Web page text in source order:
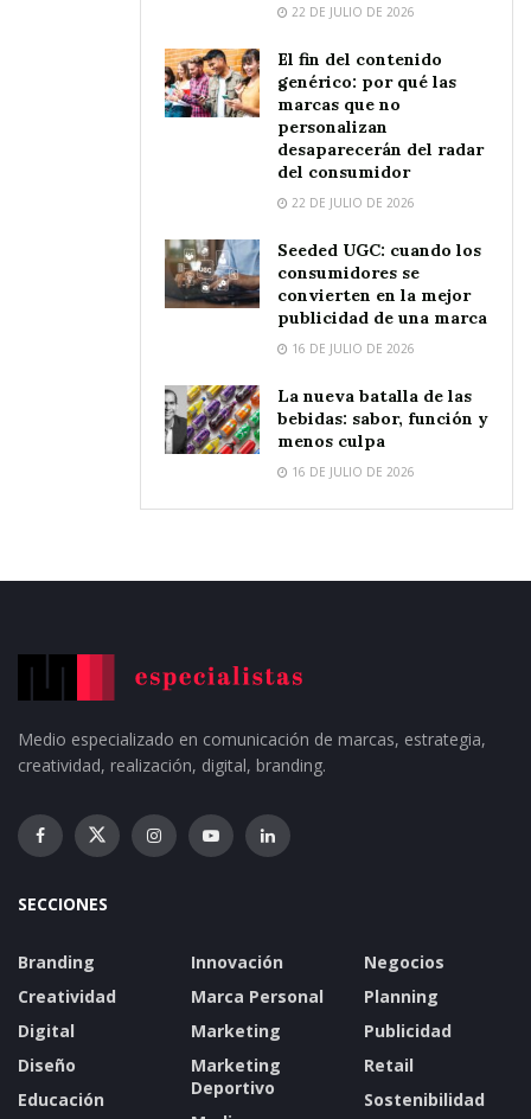
22 DE JULIO DE 2026
El fin del contenido
genérico: por qué las
marcas que no
personalizan
desaparecerán del radar
del consumidor
22 DE JULIO DE 2026
Seeded UGC: cuando los
consumidores se
convierten en la mejor
publicidad de una marca
16 DE JULIO DE 2026
La nueva batalla de las
bebidas: sabor, función y
menos culpa
16 DE JULIO DE 2026
Medio especializado en comunicación de marcas, estrategia,
creatividad, realización, digital, branding.
SECCIONES
Branding
Creatividad
Digital
Diseño
Educación
Innovación
Marca Personal
Marketing
Marketing
Deportivo
Negocios
Planning
Publicidad
Retail
Sostenibilidad